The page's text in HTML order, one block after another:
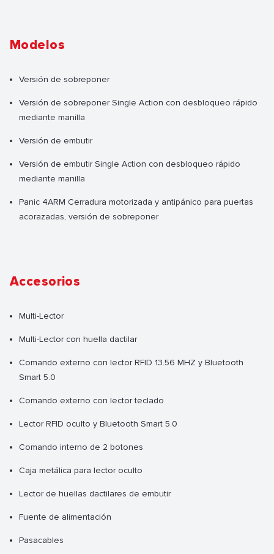
Modelos
Versión de sobreponer
Versión de sobreponer Single Action con desbloqueo rápido
mediante manilla
Versión de embutir
Versión de embutir Single Action con desbloqueo rápido
mediante manilla
Panic 4ARM Cerradura motorizada y antipánico para puertas
acorazadas, versión de sobreponer
Accesorios
Multi-Lector
Multi-Lector con huella dactilar
Comando externo con lector RFID 13.56 MHZ y Bluetooth
Smart 5.0
Comando externo con lector teclado
Lector RFID oculto y Bluetooth Smart 5.0
Comando interno de 2 botones
Caja metálica para lector oculto
Lector de huellas dactilares de embutir
Fuente de alimentación
Pasacables